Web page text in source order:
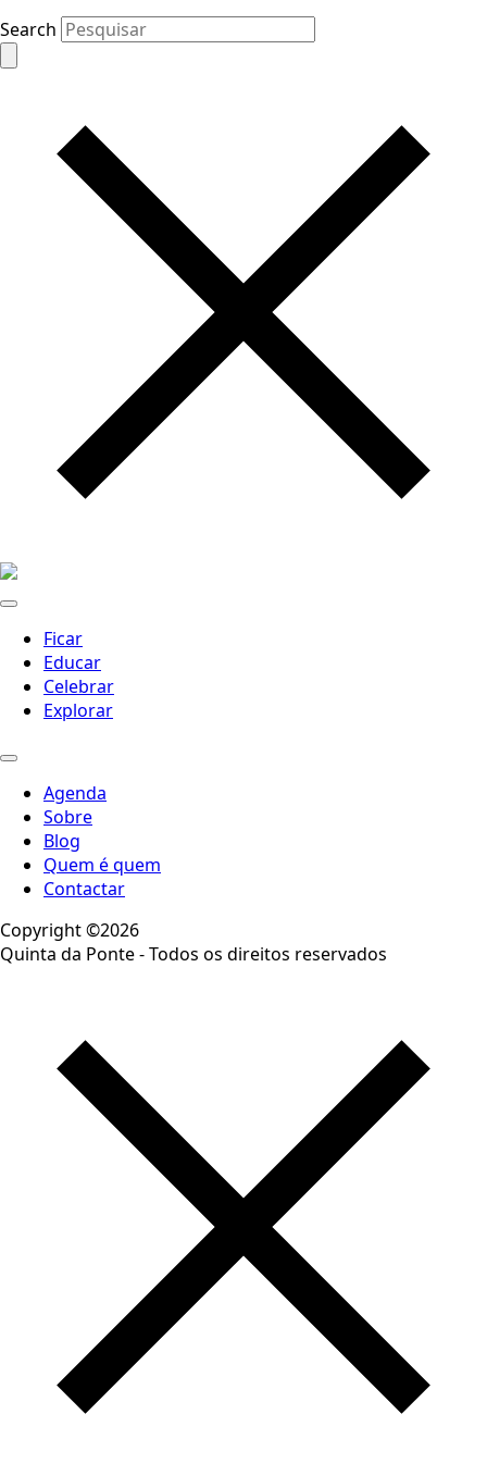
Search
Ficar
Educar
Celebrar
Explorar
Agenda
Sobre
Blog
Quem é quem
Contactar
Copyright ©2026
Quinta da Ponte - Todos os direitos reservados